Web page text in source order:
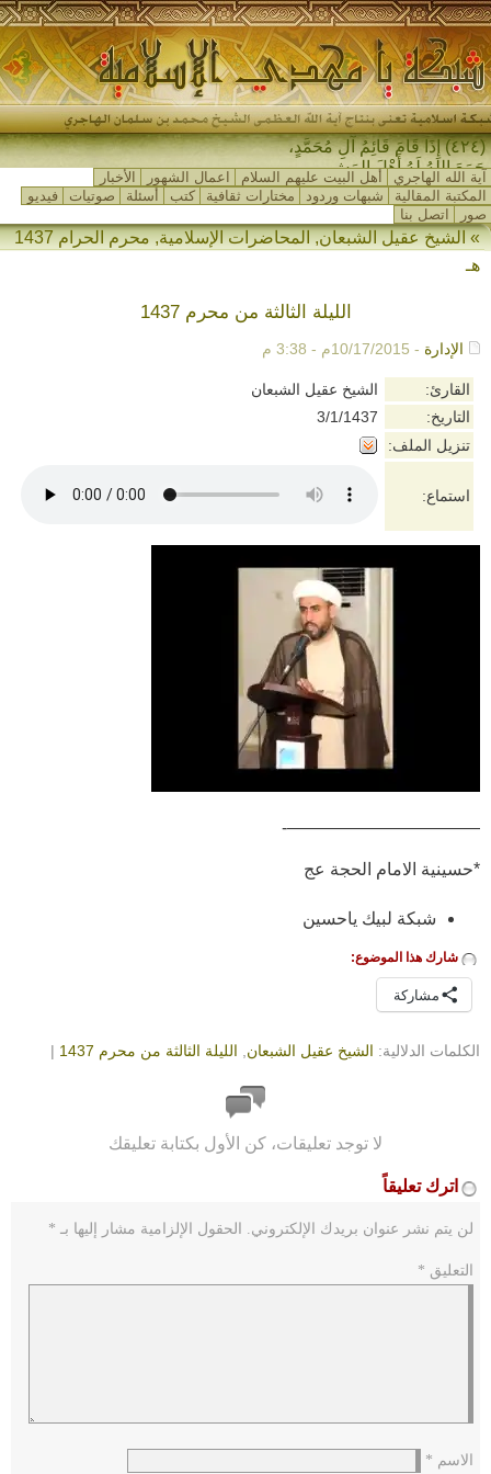
(٤٢٤) إِذَا قَامَ قَائِمُ آلِ مُحَمَّدٍ،
جَمَعَ اللهُ لَهُ أَهْلَ المَشْرِ-
آية الله الهاجري أهل البيت عليهم السلام اعمال الشهور
الأخبار
المكتبة المقالية
شبهات وردود مختارات ثقافية كتب أسئلة صوتيات
فيديو
صور
اتصل بنا
»الشيخ عقيل الشبعان,المحاضرات الإسلامية,
محرم الحرام 1437
هـ
الليلة الثالثة من محرم 1437
الإدارة - 10/17/2015م - 3:38 م
القارئ:
الشيخ عقيل الشبعان
التاريخ:
3/1/1437
تنزيل الملف:
استماع:
———————————-
*حسينية الامام الحجة عج
شبكة لبيك ياحسين
شارك هذا الموضوع:
مشاركة
الكلمات الدلالية: الشيخ عقيل الشبعان الليلة الثالثة من محرم 1437 |
لا توجد تعليقات، كن الأول بكتابة تعليقك
اترك تعليقاً
لن يتم نشر عنوان بريدك الإلكتروني. الحقول الإلزامية مشار إليها بـ *
التعليق *
الاسم *